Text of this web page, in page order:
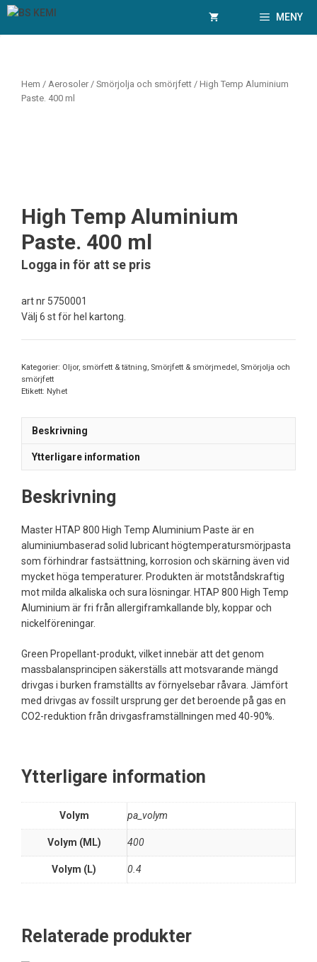
Hoppa
innehåll
MENY
Hem / Aerosoler / Smörjolja och smörjfett / High Temp Aluminium
Paste. 400 ml
High Temp Aluminium
Paste. 400 ml
Logga in för att se pris
art nr 5750001
Välj 6 st för hel kartong.
Kategorier: Oljor, smörfett & tätning, Smörjfett & smörjmedel , Smörjolja och
smörjfett
Etikett: Nyhet
Beskrivning
Ytterligare information
Beskrivning
Master HTAP 800 High Temp Aluminium Paste är en
aluminiumbaserad solid lubricant högtemperatursmörjpasta
som förhindrar fastsättning, korrosion och skärning även vid
mycket höga temperaturer. Produkten är motståndskraftig
mot milda alkaliska och sura lösningar. HTAP 800 High Temp
Aluminium är fri från allergiframkallande bly, koppar och
nickelföreningar.
Green Propellant-produkt, vilket innebär att det genom
massbalansprincipen säkerställs att motsvarande mängd
drivgas i burken framställts av förnyelsebar råvara. Jämfört
med drivgas av fossilt ursprung ger det beroende på gas en
CO2-reduktion från drivgasframställningen med 40-90%.
Ytterligare information
Volym pa_volym
Volym (ML) 400
Volym (L) 0.4
Relaterade produkter